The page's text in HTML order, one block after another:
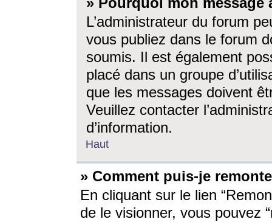
L’administrateur du forum
vous publiez dans le forum
soumis. Il est également
placé dans un groupe
que les messages doivent
Veuillez contacter
d’information.
Haut
» Comment puis-je
En cliquant sur le lien
de le visionner, vous pouvez